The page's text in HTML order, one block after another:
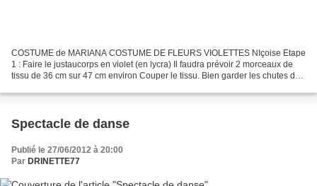
COSTUME de MARIANA COSTUME DE FLEURS VIOLETTES NIçoise Etape
1 : Faire le justaucorps en violet (en lycra) Il faudra prévoir 2 morceaux de
tissu de 36 cm sur 47 cm environ Couper le tissu. Bien garder les chutes de
Spectacle de danse
Publié le 27/06/2012 à 20:00
Par DRINETTE77